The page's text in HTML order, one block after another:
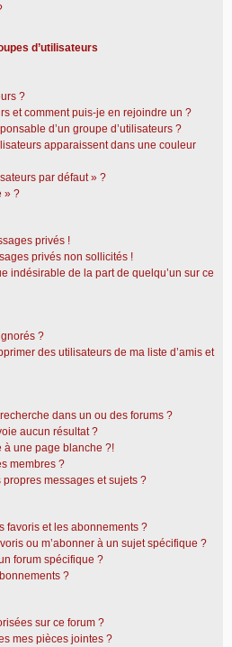
d’utilisateurs
?
et comment puis-je en rejoindre un ?
d’un groupe d’utilisateurs ?
apparaissent dans une couleur
par défaut » ?
» ?
privés !
privés non sollicités !
indésirable de la part de quelqu’un sur ce
?
des utilisateurs de ma liste d’amis et
dans un ou des forums ?
aucun résultat ?
à une page blanche ?!
membres ?
messages et sujets ?
favoris et les abonnements ?
ou m’abonner à un sujet spécifique ?
forum spécifique ?
?
sur ce forum ?
mes pièces jointes ?